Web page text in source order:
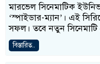
মারভেল সিনেমাটিক
‘স্পাইডার-ম্যান’। এই
সফল। তবে নতুন সিনেমাটি
বিস্তারিত..